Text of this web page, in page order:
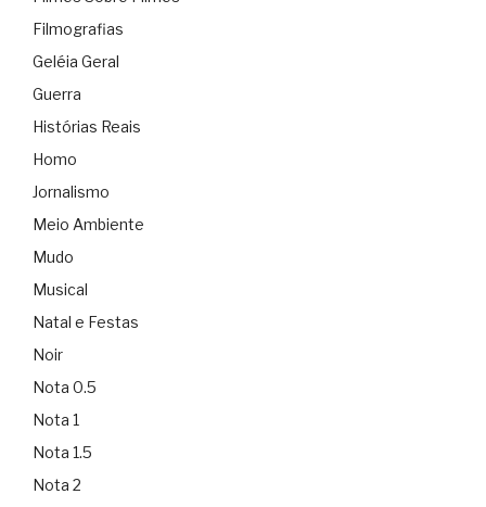
Filmografias
Geléia Geral
Guerra
Histórias Reais
Homo
Jornalismo
Meio Ambiente
Mudo
Musical
Natal e Festas
Noir
Nota 0.5
Nota 1
Nota 1.5
Nota 2